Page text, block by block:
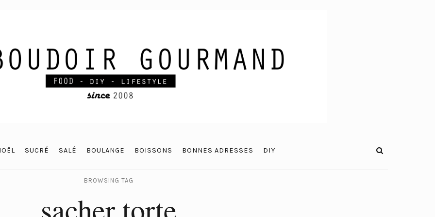
SUCRÉ SALÉ BOULANGE BOISSONS BONNES ADRESSES DIY
BROWSING TAG
sacher torte